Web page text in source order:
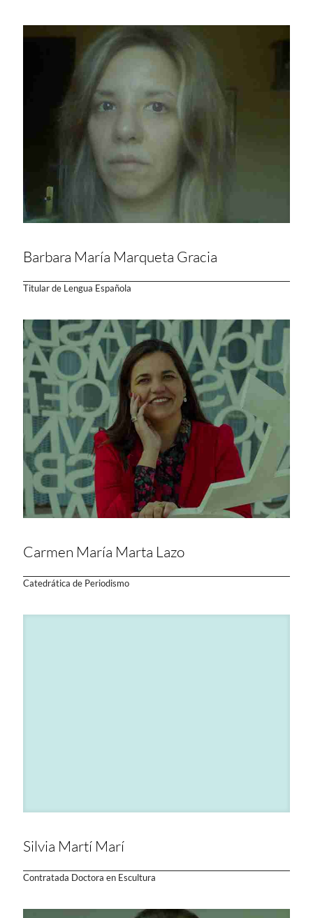
Barbara María Marqueta Gracia
Titular de Lengua Española
Carmen María Marta Lazo
Catedrática de Periodismo
Silvia Martí Marí
Contratada Doctora en Escultura